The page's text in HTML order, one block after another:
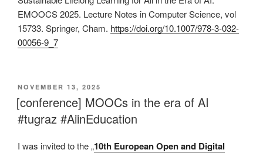
EMOOCS 2025. Lecture Notes in Computer Science, vol
15733. Springer, Cham. https://doi.org/10.1007/978-3-032-
00056-9_7
VERÖFFENTLICHT
AM
NOVEMBER 13, 2025
[conference] MOOCs in the era of AI
#tugraz #AiinEducation
I was invited to the „10th European Open and Digital